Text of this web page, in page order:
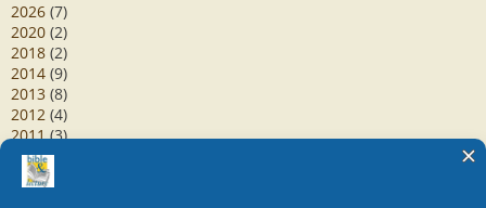
2026 (7)
2020 (2)
2018 (2)
2014 (9)
2013 (8)
2012 (4)
2011(3)
2010(1)
2009(1)